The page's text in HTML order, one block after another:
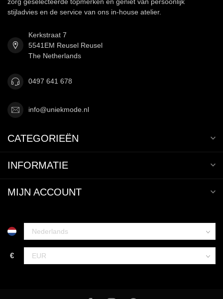
stijladvies en de service van ons in-house atelier.
Kerkstraat 7
5541EM Reusel Reusel
The Netherlands
0497 641 678
info@uniekmode.nl
CATEGORIEËN
INFORMATIE
MIJN ACCOUNT
€